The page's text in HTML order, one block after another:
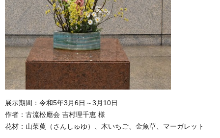
展示期間：令和5年3月6日～3月10日
作者：古流松應会 吉村理千恵 様
花材：山茱萸（さんしゅゆ）、木いちご、金魚草、マーガレット